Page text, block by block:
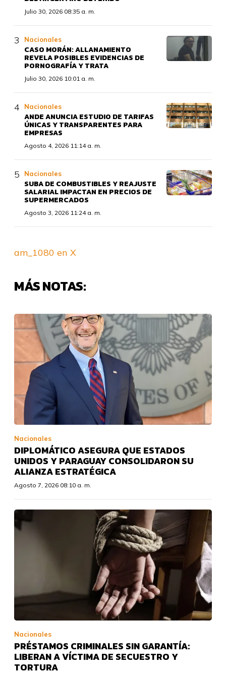
Julio 30, 2026 08:35 a. m.
Nacionales
CASO MORÁN: ALLANAMIENTO
REVELA POSIBLES EVIDENCIAS DE
PORNOGRAFÍA Y TRATA
Julio 30, 2026 10:01 a. m.
Nacionales
ANDE ANUNCIA ESTUDIO DE TARIFAS
ÚNICAS Y TRANSPARENTES PARA
EMPRESAS
Agosto 4, 2026 11:14 a. m.
Nacionales
SUBA DE COMBUSTIBLES Y REAJUSTE
SALARIAL IMPACTAN EN PRECIOS DE
SUPERMERCADOS
Agosto 3, 2026 11:24 a. m.
am_1080 en X
MÁS NOTAS:
Nacionales
DIPLOMÁTICO ASEGURA QUE ESTADOS
UNIDOS Y PARAGUAY CONSOLIDARON SU
ALIANZA ESTRATÉGICA
Agosto 7, 2026 08:10 a. m.
Nacionales
PRÉSTAMOS CRIMINALES SIN GARANTÍA:
LIBERAN A VÍCTIMA DE SECUESTRO Y
TORTURA